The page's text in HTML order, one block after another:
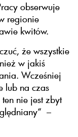
obserwuje
regionie
kwitów.
że wszystkie
w jakiś
Wcześniej
lub na czas
nie jest zbyt
–